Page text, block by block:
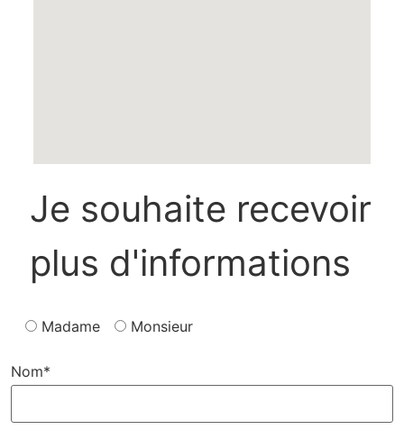
Je souhaite recevoir
plus d'informations
Madame Monsieur
Nom*